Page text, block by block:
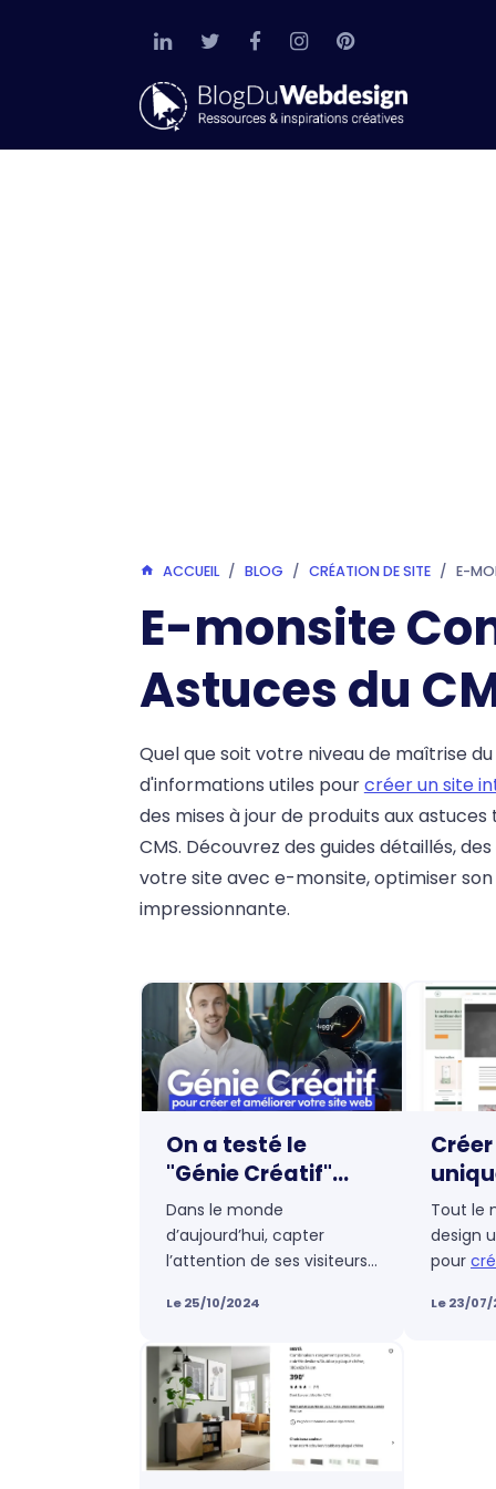
ACCUEIL BLOG CRÉATION DE SITE E-
E-monsite
Astuces du
Quel que soit votre niveau de maîtrise
d'informations utiles pourcréer un site
des mises à jour de produits aux
CMS. Découvrez des guides détaillés,
votre site avec e-monsite, optimiser
impressionnante.
On a testé le
"Génie Créatif"
d’e-monsite :
l’outil IA pour
booster vos
contenus web
Le 25/10/2024
Dans le monde
d’aujourd’hui, capter
l’attention de ses visiteurs
régulière de contenus
Mais générer ce contenu
peut vite devenir un défi
pour lescréateurs de sites
web. C’est là que leGénie
Créatifd’e-monsite
site
Le 23/07/
Tout le
design
pour